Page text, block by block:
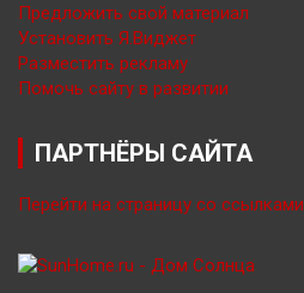
Предложить свой материал
Установить Я.Виджет
Разместить рекламу
Помочь сайту в развитии
ПАРТНЁРЫ САЙТА
Перейти на страницу со ссылками